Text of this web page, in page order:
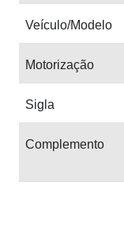
Veículo/Modelo
Motorização
Sigla
Complemento